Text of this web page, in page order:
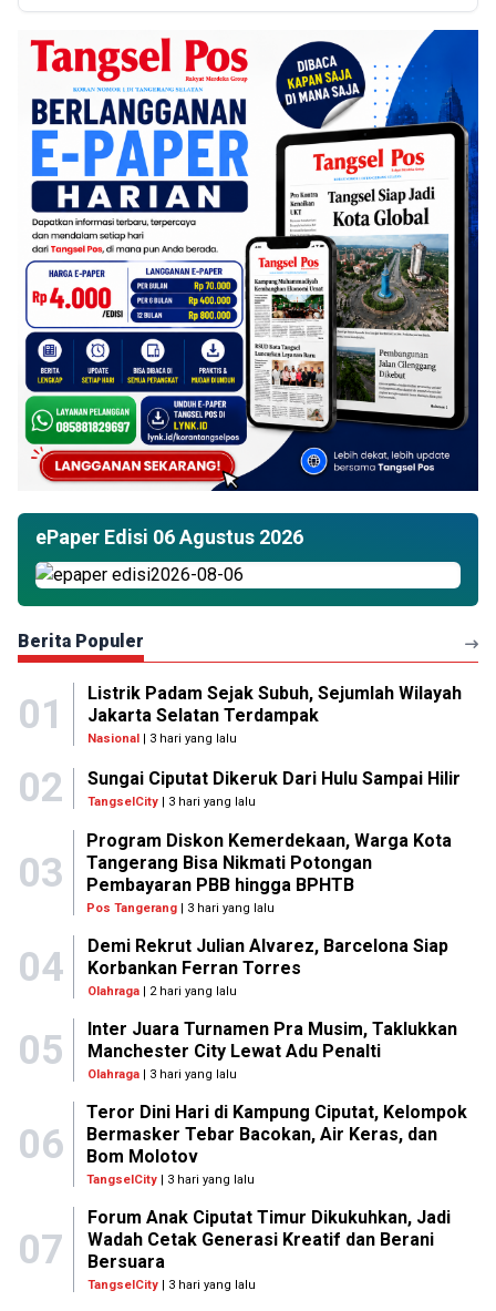
ePaper Edisi 06 Agustus 2026
Berita Populer
01
Listrik Padam Sejak Subuh, Sejumlah Wilayah
Jakarta Selatan Terdampak
Nasional| 3 hari yang lalu
02 Sungai Ciputat Dikeruk Dari Hulu Sampai Hilir
TangselCity | 3 hari yang lalu
03
Program Diskon Kemerdekaan, Warga Kota
Tangerang Bisa Nikmati Potongan
Pembayaran PBB hingga BPHTB
Pos Tangerang | 3 hari yang lalu
04
Demi Rekrut Julian Alvarez, Barcelona Siap
Korbankan Ferran Torres
Olahraga| 2 hari yang lalu
05
Inter Juara Turnamen Pra Musim, Taklukkan
Manchester City Lewat Adu Penalti
Olahraga| 3 hari yang lalu
06
Teror Dini Hari di Kampung Ciputat, Kelompok
Bermasker Tebar Bacokan, Air Keras, dan
Bom Molotov
TangselCity | 3 hari yang lalu
07
Forum Anak Ciputat Timur Dikukuhkan, Jadi
Wadah Cetak Generasi Kreatif dan Berani
Bersuara
TangselCity| 3 hari yang lalu